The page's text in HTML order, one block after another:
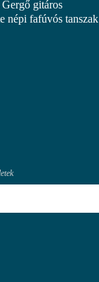
gitáros
népi fafúvós tanszak